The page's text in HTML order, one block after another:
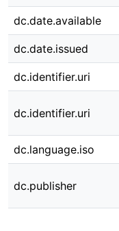
dc.date.available
dc.date.issued
dc.identifier.uri
dc.identifier.uri
dc.language.iso
dc.publisher